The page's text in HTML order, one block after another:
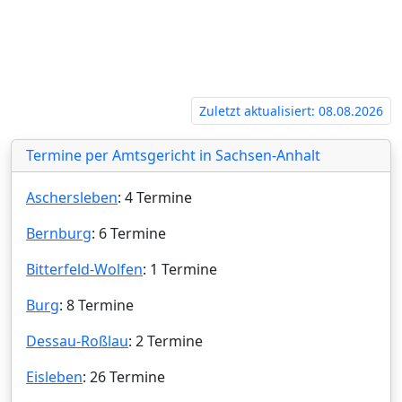
Zuletzt aktualisiert: 08.08.2026
Termine per Amtsgericht in Sachsen-Anhalt
Aschersleben: 4 Termine
Bernburg: 6 Termine
Bitterfeld-Wolfen: 1 Termine
Burg: 8 Termine
Dessau-Roßlau: 2 Termine
Eisleben: 26 Termine